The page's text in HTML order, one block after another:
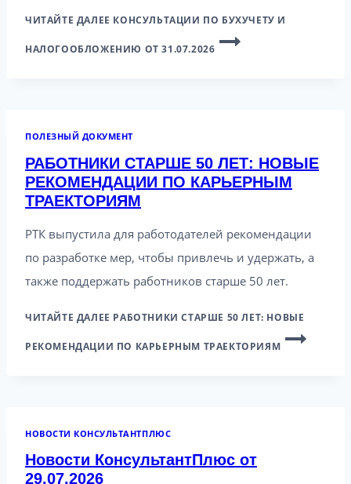
ЧИТАЙТЕ ДАЛЕЕ КОНСУЛЬТАЦИИ ПО БУХУЧЕТУ И
НАЛОГООБЛОЖЕНИЮ ОТ 31.07.2026
ПОЛЕЗНЫЙ ДОКУМЕНТ
РАБОТНИКИ СТАРШЕ 50 ЛЕТ: НОВЫЕ
РЕКОМЕНДАЦИИ ПО КАРЬЕРНЫМ
ТРАЕКТОРИЯМ
РТК выпустила для работодателей рекомендации
по разработке мер, чтобы привлечь и удержать, а
также поддержать работников старше 50 лет.
ЧИТАЙТЕ ДАЛЕЕ РАБОТНИКИ СТАРШЕ 50 ЛЕТ: НОВЫЕ
РЕКОМЕНДАЦИИ ПО КАРЬЕРНЫМ ТРАЕКТОРИЯМ
НОВОСТИ КОНСУЛЬТАНТПЛЮС
Новости КонсультантПлюс от
29.07.2026